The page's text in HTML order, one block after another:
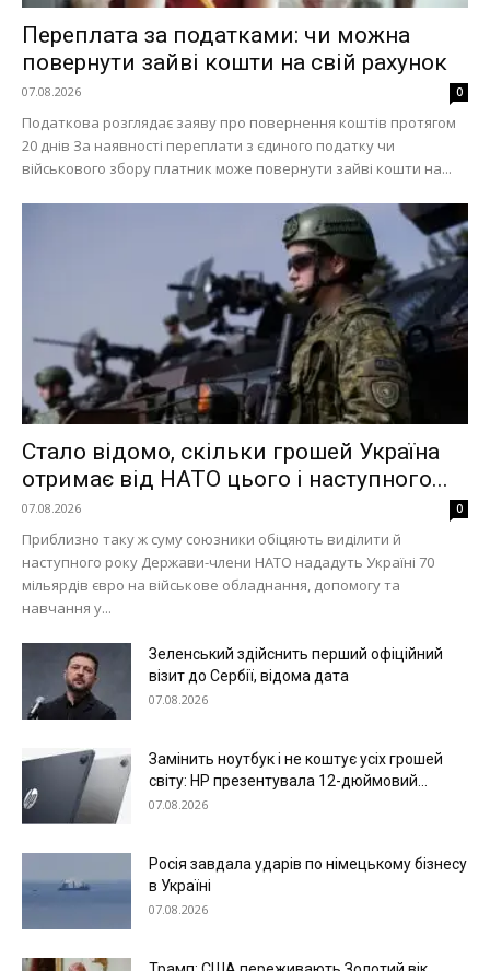
Меню
Україна
Економіка
Політика
Світ
Технології
Війна
Переплата за податками: чи можна
повернути зайві кошти на свій рахунок
07.08.2026 0
Податкова розглядає заяву про повернення коштів протягом
20 днів За наявності переплати з єдиного податку чи
військового збору платник може повернути зайві кошти на...
Стало відомо, скільки грошей Україна
отримає від НАТО цього і наступного...
07.08.2026 0
Приблизно таку ж суму союзники обіцяють виділити й
наступного року Держави-члени НАТО нададуть Україні 70
мільярдів євро на військове обладнання, допомогу та
навчання у...
Зеленський здійснить перший офіційний
візит до Сербії, відома дата
07.08.2026
Замінить ноутбук і не коштує усіх грошей
світу: HP презентувала 12-дюймовий...
07.08.2026
Росія завдала ударів по німецькому бізнесу
в Україні
07.08.2026